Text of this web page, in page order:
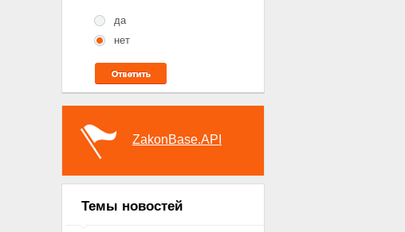
да
нет
ZakonBase.API
Темы новостей